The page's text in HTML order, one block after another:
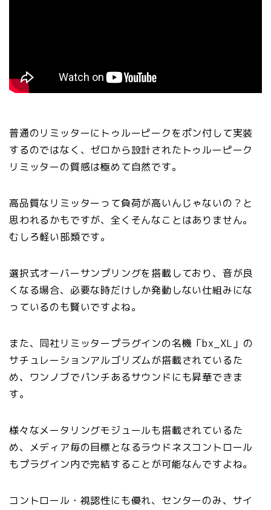
普通のリミッターにトゥルーピークをポン付して実装
するのではなく、ゼロから設計されたトゥルーピーク
リミッターの質感は極めて自然です。
高品質なリミッターって負荷が高いんじゃないの？と
思われるかもですが、全くそんなことはありません。
むしろ軽い部類です。
選択式オーバーサンプリングを搭載しており、音が良
くなる場合、必要な時だけしか発動しない仕組みにな
っているのも賢いですよね。
また、同社リミッタープラグインの名機「bx_XL」の
サチュレーションアルゴリズムが搭載されているた
め、ワンノブでパンチあるサウンドにも昇華できま
す。
様々なメータリングモジュールも搭載されているた
め、メディア毎の目標となるラウドネスコントロール
もプラグイン内で完結することが可能なんですよね。
コントロール・視認性にも優れ、センターのみ、サイ